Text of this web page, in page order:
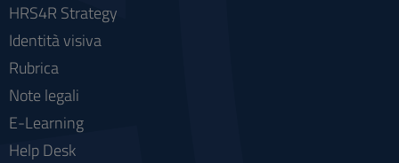
HRS4R Strategy
Identità visiva
Rubrica
Note legali
E-Learning
Help Desk